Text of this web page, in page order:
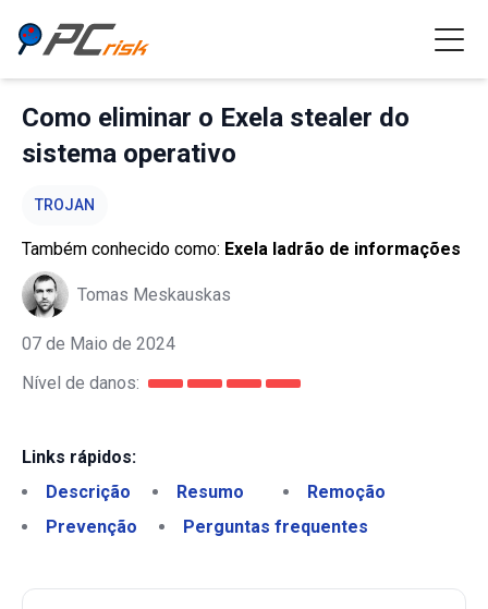
Como eliminar o Exela stealer do
sistema operativo
TROJAN
Também conhecido como: Exela ladrão de informações
Tomas Meskauskas
07 de Maio de 2024
Nível de danos:
Links rápidos:
Descrição
Resumo
Remoção
Prevenção
Perguntas frequentes